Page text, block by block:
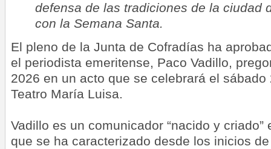
defensa de las tradiciones de la ciudad
con la Semana Santa.
El pleno de la Junta de Cofradías ha
el periodista emeritense, Paco Vadillo,
2026 en un acto que se celebrará el
Teatro María Luisa.
Vadillo es un comunicador “nacido y
que se ha caracterizado desde los inicios